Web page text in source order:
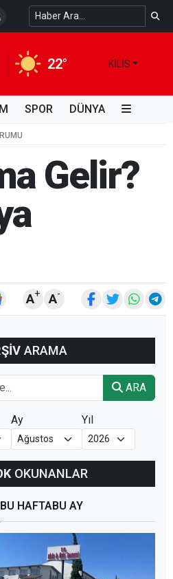
Suya Erişimde Kalıcı Bir Çözüm
22° KILIS
SPOR DÜNYA
Gelir?
A+ A-
ARAMA
ARA
Ay Yıl
OKUNANLAR
BU HAFTABU AY